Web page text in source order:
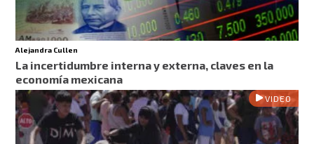
Alejandra Cullen
La incertidumbre interna y externa, claves en la
economía mexicana
VIDEO